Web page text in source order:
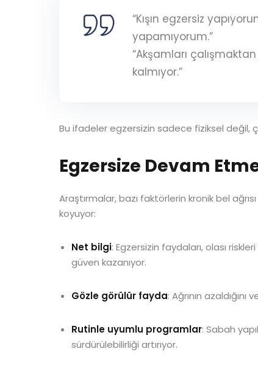
“Kışın egzersiz
yapamıyorum.”
“Akşamları
kalmıyor.”
Bu ifadeler egzersizin sadece fiziksel değil,
Egzersize Devam
Araştırmalar, bazı faktörlerin kronik bel
koyuyor:
Net bilgi: Egzersizin faydaları, olası
güven kazanıyor.
Gözle görülür fayda: Ağrının
Rutinle uyumlu programlar: Sabah
sürdürülebilirliği artırıyor.